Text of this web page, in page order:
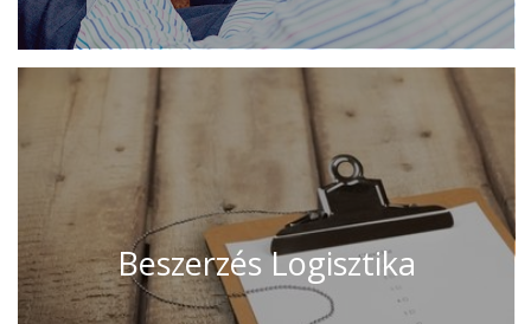
Beszerzés Logisztika